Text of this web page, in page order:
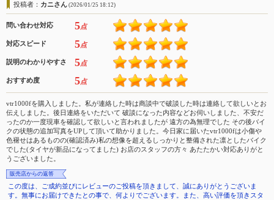
投稿者： カニさん (2026/01/25 18:12)
問い合わせ対応 5点
対応スピード 5点
説明のわかりやすさ 5点
おすすめ度 5点
vtr1000fを購入しました。私が連絡した時は商談中で破談した時は連絡して欲しいとお
伝えしました。後日連絡をいただいて 破談になった内容などお伺いしました、不安だ
ったのか一度現車を確認して欲しいと言われましたが 遠方の為無理でした その後バイ
クの状態の追加写真をUPして頂いて助かりました。今日家に届いたvtr1000fは小傷や
色褪せはあるものの(確認済み)私の想像を超えるしっかりと整備された凛としたバイク
でした(タイヤが新品になってました) お店のスタッフの方々 あたたかい対応ありがと
うございました。
販売店からの返答
この度は、ご成約並びにレビューのご投稿を頂きまして、誠にありがとうございま
す。無事にお届けできたとの事で、何よりでございます。また、高い評価を頂きスタ